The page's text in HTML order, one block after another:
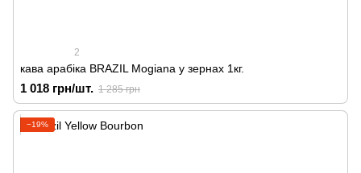
2
кава арабіка BRAZIL Mogiana у зернах 1кг.
1 018 грн/шт. 1 285 грн
−19%